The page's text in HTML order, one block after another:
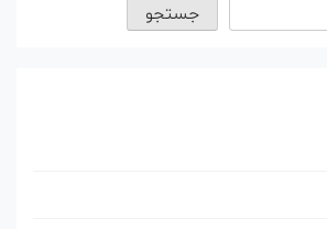
جستجو